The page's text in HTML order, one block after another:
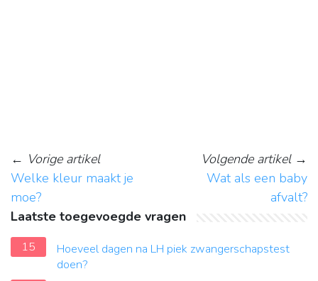
← Vorige artikel
Welke kleur maakt je
moe?
Volgende artikel→
Wat als een baby
afvalt?
Laatste toegevoegde vragen
15
Hoeveel dagen na LH piek zwangerschapstest
doen?